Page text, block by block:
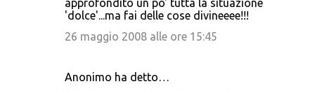
approfondito un po' tutta la situazione
'dolce'...ma fai delle cose divineeee!!!
26 maggio 2008 alle ore 15:45
Anonimo ha detto…